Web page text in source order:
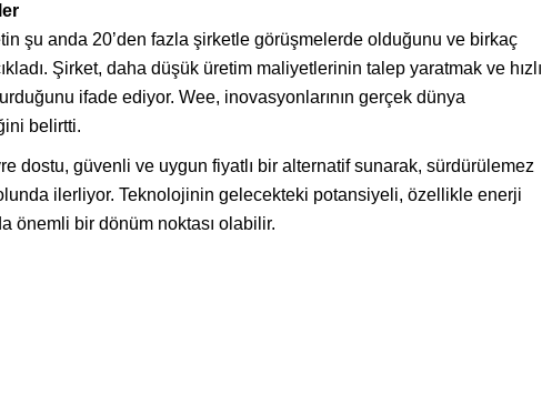
şu anda 20’den fazla şirketle görüşmelerde olduğunu ve birkaç
Şirket, daha düşük üretim maliyetlerinin talep yaratmak ve hızlı
ifade ediyor. Wee, inovasyonlarının gerçek dünya
belirtti.
dostu, güvenli ve uygun fiyatlı bir alternatif sunarak, sürdürülemez
ilerliyor. Teknolojinin gelecekteki potansiyeli, özellikle enerji
önemli bir dönüm noktası olabilir.